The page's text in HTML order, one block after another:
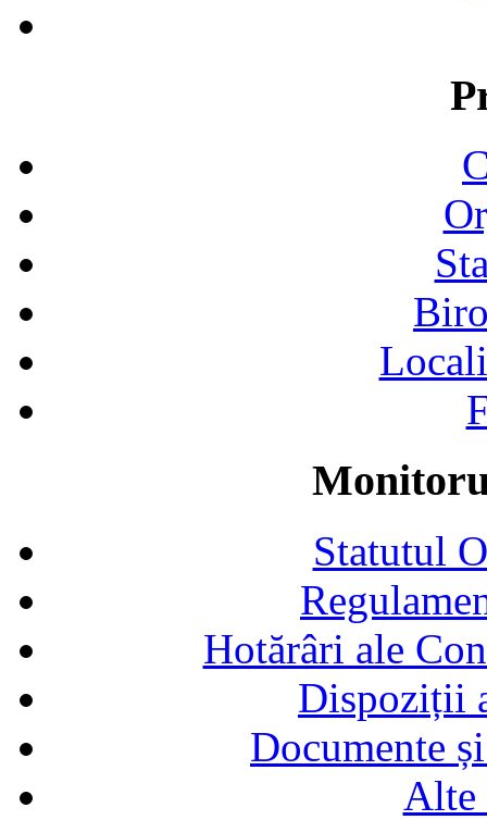
Statutul
Hotărâri ale
Dispoziții
Documente
Alte